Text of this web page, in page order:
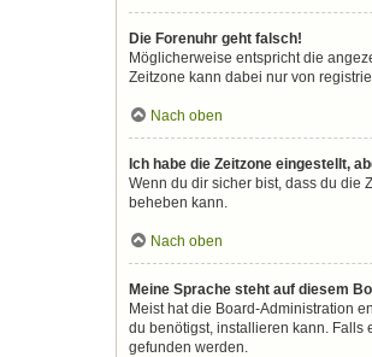
Die Forenuhr geht falsch!
Möglicherweise entspricht die
Zeitzone kann dabei nur von
Nach oben
Ich habe die Zeitzone eingestellt,
Wenn du dir sicher bist, dass du die
beheben kann.
Nach oben
Meine Sprache steht auf diesem
Meist hat die Board-Administration
du benötigst, installieren kann. Falls
gefunden werden.